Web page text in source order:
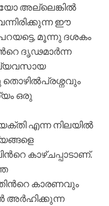
അല്ലെങ്കില്‍
ഈ
മൂന്നു ദശകം
ദൃഢമാര്‍ന്ന
വ്യവസായ
ഒരു
എന്ന നിലയില്‍
കാഴ്ചപ്പാടാണ്.
കാരണവും
അര്‍ഹിക്കുന്ന